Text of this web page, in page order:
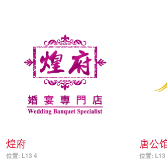
煌府
位置: L13 4
唐公
位置: L13